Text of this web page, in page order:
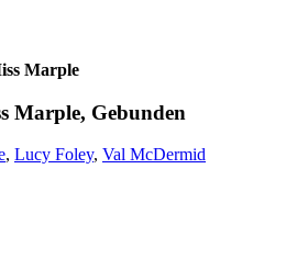
Marple
Marple, Gebunden
, Lucy Foley, Val McDermid